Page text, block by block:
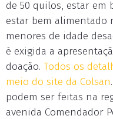
de 50 quilos, estar em
estar bem alimentado
menores de idade
é exigida a
doação. Todos os
meio do site da Colsan
podem ser feitas na
avenida Comendador